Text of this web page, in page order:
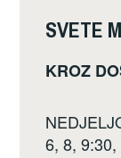
e
b
o
o
k
er
SVETE
KROZ
6, 8,